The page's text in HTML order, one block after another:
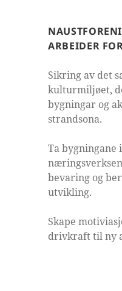
ARBEIDER
Sikring av det
kulturmiljøet,
bygningar og
strandsona.
Ta
bevaring og
utvikling.
Skape
drivkraft til ny